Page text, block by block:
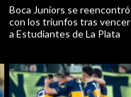
Boca Juniors se reencontró
con los triunfos tras vencer
a Estudiantes de La Plata